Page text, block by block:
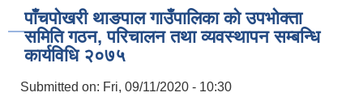
पाँचपोखरी थाङपाल गाउँपालिका को उपभोक्ता
समिति गठन, परिचालन तथा व्यवस्थापन सम्बन्धि
कार्यविधि २०७५
Submitted on: Fri, 09/11/2020 - 10:30